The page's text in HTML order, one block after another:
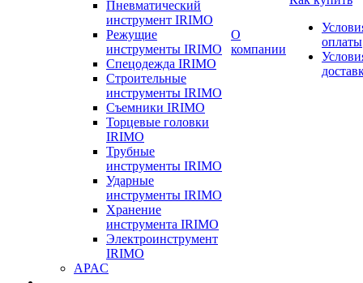
Пневматический
инструмент IRIMO
Режущие
инструменты IRIMO
Спецодежда IRIMO
Строительные
инструменты IRIMO
Съемники IRIMO
Торцевые головки
IRIMO
Трубные
инструменты IRIMO
Ударные
инструменты IRIMO
Хранение
инструмента IRIMO
Электроинструмент
IRIMO
APAC
О
компании
оплаты